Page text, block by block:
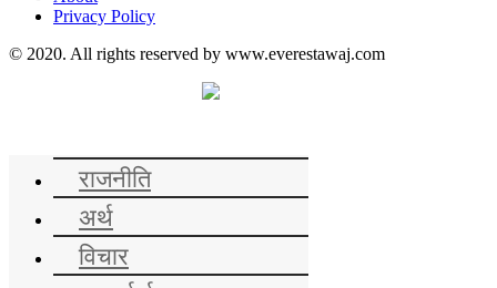
Privacy Policy
© 2020. All rights reserved by www.everestawaj.com
राजनीति
अर्थ
विचार